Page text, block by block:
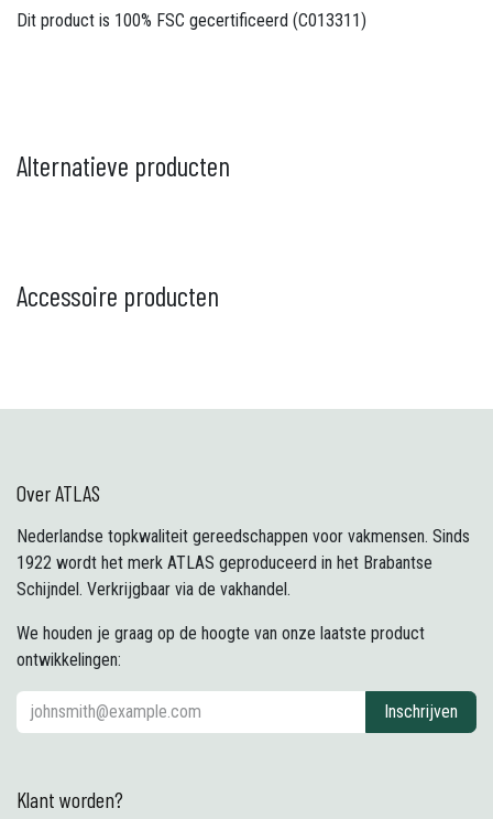
Dit product is 100% FSC gecertificeerd (C013311)
Alternatieve producten
Accessoire producten
Over ATLAS
Nederlandse topkwaliteit gereedschappen voor vakmensen. Sinds
1922 wordt het merk ATLAS geproduceerd in het Brabantse
Schijndel. Verkrijgbaar via de vakhandel.
We houden je graag op de hoogte van onze laatste product
ontwikkelingen:
Inschrijven
Klant worden?